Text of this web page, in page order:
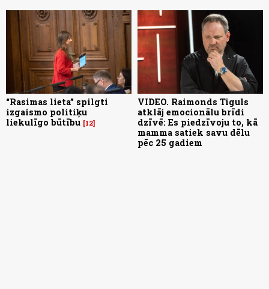
“Rasimas lieta” spilgti
izgaismo politiķu
liekulīgo būtību 12
VIDEO. Raimonds Tiguls
atklāj emocionālu brīdi
dzīvē: Es piedzīvoju to, kā
mamma satiek savu dēlu
pēc 25 gadiem